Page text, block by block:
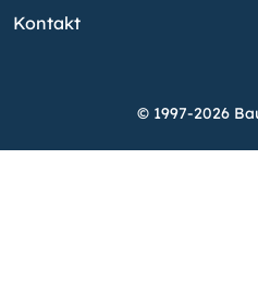
Kontakt
© 1997-2026